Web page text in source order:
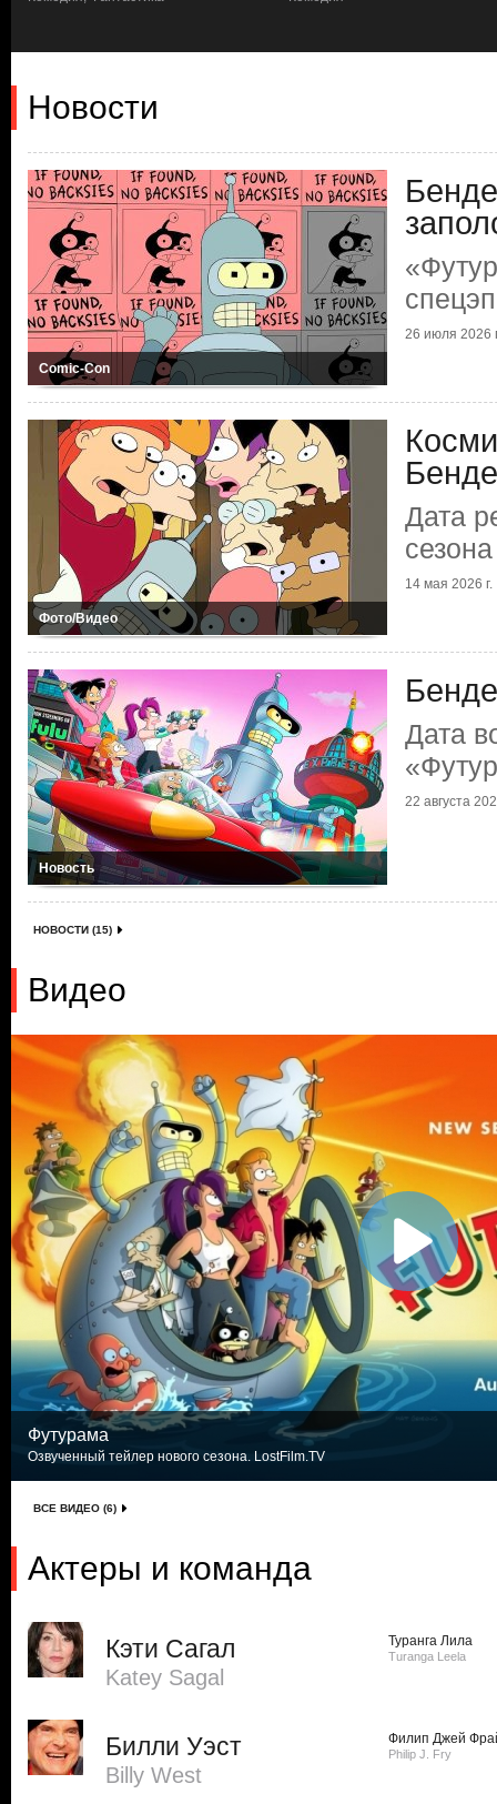
Новости
Comic-Con
26 июля 2026
Фото/Видео
Дата
14 мая 2026 г.
Новость
Дата
22 августа
НОВОСТИ (15)
Видео
Футурама
Озвученный тейлер нового сезона. LostFilm.TV
ВСЕ ВИДЕО (6)
Актеры и команда
Кэти Сагал
Katey Sagal
Туранга Лила
Turanga Leela
Билли Уэст
Billy West
Филип Джей
Philip J. Fry